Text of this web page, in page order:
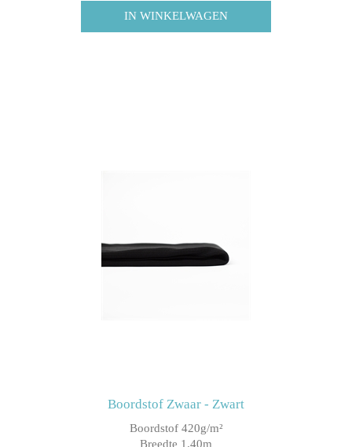
Boordstof Zwaar - Zwart
Boordstof 420g/m²
Breedte 1.40m